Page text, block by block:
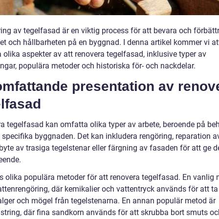
av tegelfasad är en viktig process för att bevara och
och hållbarheten på en byggnad. I denna artikel kommer vi
olika aspekter av att renovera tegelfasad, inklusive typer av
populära metoder och historiska för- och nackdelar.
presentation av
tegelfasad kan omfatta olika typer av arbete, beroende på
specifika byggnaden. Det kan inkludera rengöring, reparation
av trasiga tegelstenar eller färgning av fasaden för att ge
olika populära metoder för att renovera tegelfasad. En vanlig
där kemikalier och vattentryck används för att
och mögel från tegelstenarna. En annan populär metod är
där fina sandkorn används för att skrubba bort smuts